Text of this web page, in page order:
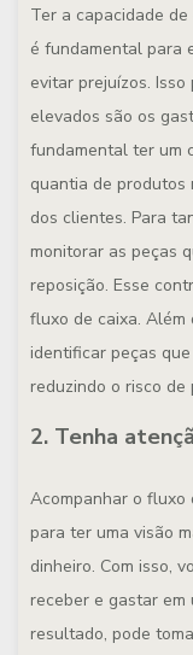
Ter a capacidade
é fundamental para
evitar prejuízos.
elevados são os
fundamental ter um
quantia de produtos
dos clientes. Para
monitorar as peças
reposição. Esse
fluxo de caixa. Além
identificar peças
reduzindo o risco
2. Tenha
Acompanhar o fluxo
para ter uma visão
dinheiro. Com isso,
receber e gastar em
resultado, pode